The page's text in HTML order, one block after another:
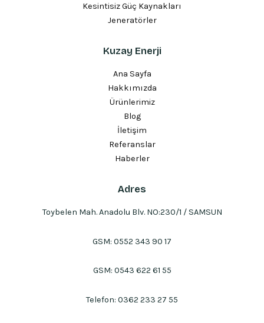
Kesintisiz Güç Kaynakları
Jeneratörler
Kuzay Enerji
Ana Sayfa
Hakkımızda
Ürünlerimiz
Blog
İletişim
Referanslar
Haberler
Adres
Toybelen Mah. Anadolu Blv. NO:230/1 / SAMSUN
GSM: 0552 343 90 17
GSM: 0543 622 61 55
Telefon: 0362 233 27 55